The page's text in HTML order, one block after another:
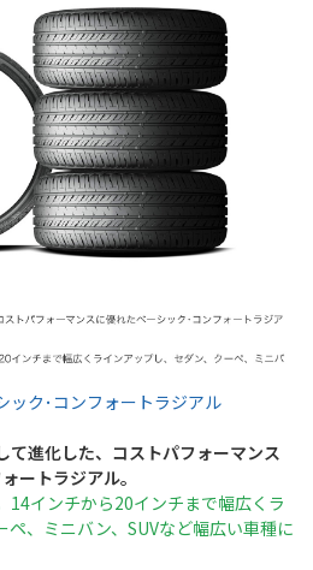
ック･コンフォートラジアル
て進化した、コストパフォーマンス
ートラジアル。
14インチから20インチまで幅広くラ
ペ、ミニバン、SUVなど幅広い車種に